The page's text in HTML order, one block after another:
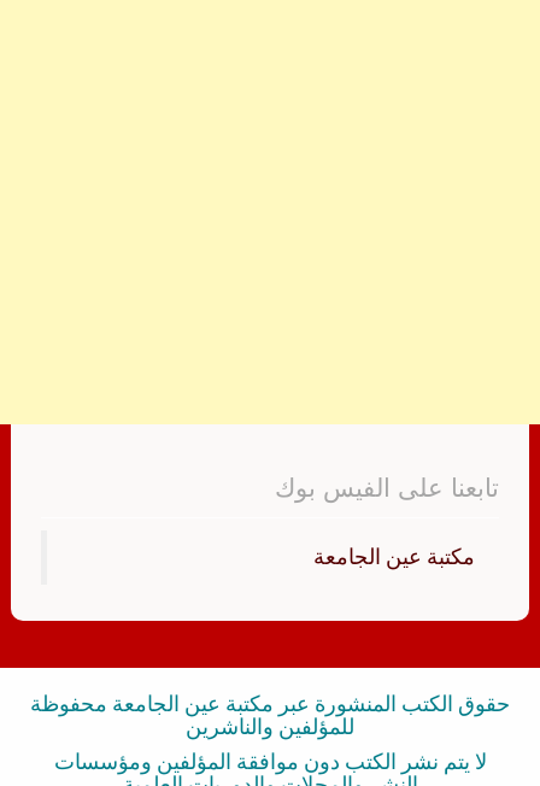
تابعنا على الفيس بوك
‏مكتبة عين الجامعة‏
حقوق الكتب المنشورة عبر مكتبة عين الجامعة محفوظة
للمؤلفين والناشرين
لا يتم نشر الكتب دون موافقة المؤلفين ومؤسسات